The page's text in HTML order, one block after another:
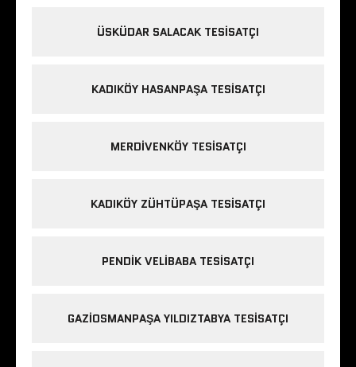
ÜSKÜDAR SALACAK TESISATÇI
KADIKÖY HASANPAŞA TESISATÇI
MERDIVENKÖY TESISATÇI
KADIKÖY ZÜHTÜPAŞA TESISATÇI
PENDIK VELIBABA TESISATÇI
GAZIOSMANPAŞA YILDIZTABYA TESISATÇI